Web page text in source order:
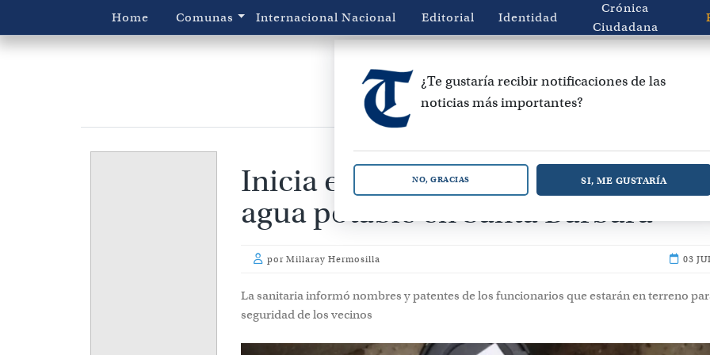
Home Comunas Internacional Nacional Editorial Identidad
Crónica
Ciudadana
Inicia el recambio de medidores
agua potable en Santa Bárbara
por Millaray Hermosilla 03
La sanitaria informó nombres y patentes de los funcionarios que estarán en terreno
seguridad de los vecinos
¿Te gustaría recibir notificaciones de las
noticias más importantes?
NO, GRACIAS SI, ME GUSTARÍA